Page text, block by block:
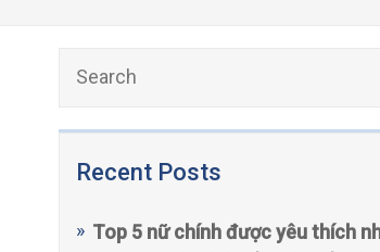
Recent Posts
Top 5 nữ chính được yêu thích